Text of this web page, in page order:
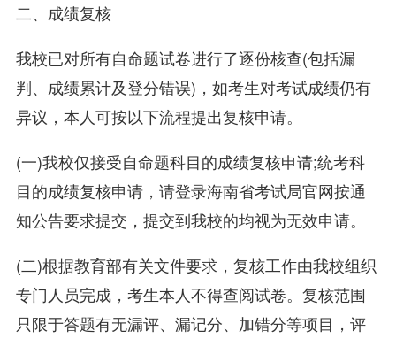
二、成绩复核
我校已对所有自命题试卷进行了逐份核查(包括漏
判、成绩累计及登分错误)，如考生对考试成绩仍有
异议，本人可按以下流程提出复核申请。
(一)我校仅接受自命题科目的成绩复核申请;统考科
目的成绩复核申请，请登录海南省考试局官网按通
知公告要求提交，提交到我校的均视为无效申请。
(二)根据教育部有关文件要求，复核工作由我校组织
专门人员完成，考生本人不得查阅试卷。复核范围
只限于答题有无漏评、漏记分、加错分等项目，评